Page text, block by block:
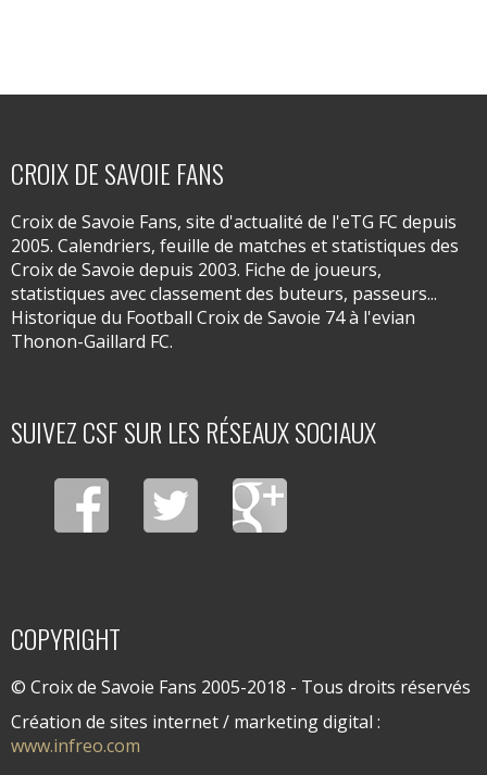
CROIX DE SAVOIE FANS
Croix de Savoie Fans, site d'actualité de l'eTG FC depuis
2005. Calendriers, feuille de matches et statistiques des
Croix de Savoie depuis 2003. Fiche de joueurs,
statistiques avec classement des buteurs, passeurs...
Historique du Football Croix de Savoie 74 à l'evian
Thonon-Gaillard FC.
SUIVEZ CSF SUR LES RÉSEAUX SOCIAUX
COPYRIGHT
© Croix de Savoie Fans 2005-2018 - Tous droits réservés
Création de sites internet / marketing digital :
www.infreo.com